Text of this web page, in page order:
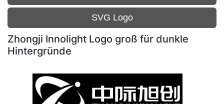
SVG Logo
Zhongji Innolight Logo groß für dunkle
Hintergründe